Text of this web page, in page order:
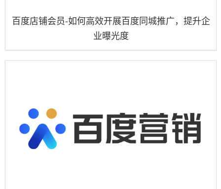
百度店铺会员-如何高效开展百度同城推广，提升企
业曝光度